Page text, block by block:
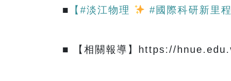
■ 【#淡江物理 #國際科研新里
■ 【相關報導】https://